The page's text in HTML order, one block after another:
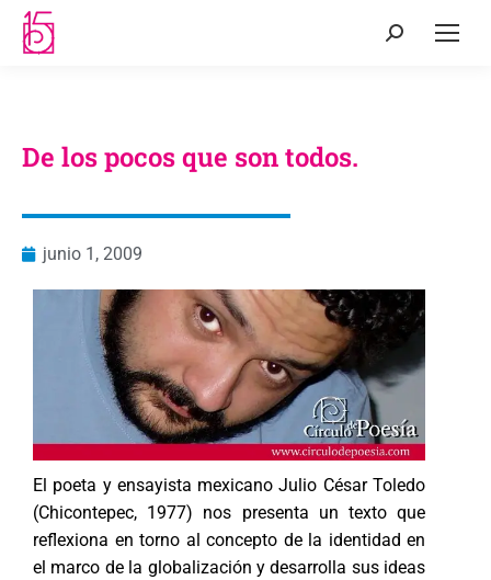
De los pocos que son todos.
junio 1, 2009
El poeta y ensayista mexicano Julio César Toledo
(Chicontepec, 1977) nos presenta un texto que
reflexiona en torno al concepto de la identidad en
el marco de la globalización y desarrolla sus ideas